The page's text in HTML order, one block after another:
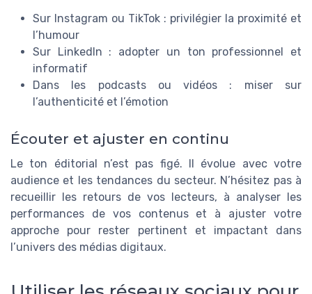
Sur Instagram ou TikTok : privilégier la proximité et
l’humour
Sur LinkedIn : adopter un ton professionnel et
informatif
Dans les podcasts ou vidéos : miser sur
l’authenticité et l’émotion
Écouter et ajuster en continu
Le ton éditorial n’est pas figé. Il évolue avec votre
audience et les tendances du secteur. N’hésitez pas à
recueillir les retours de vos lecteurs, à analyser les
performances de vos contenus et à ajuster votre
approche pour rester pertinent et impactant dans
l’univers des médias digitaux.